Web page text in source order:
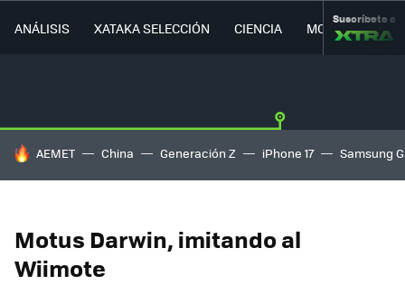
ANÁLISIS XATAKA SELECCIÓN CIENCIA MOVILIDAD
Suscríbete a
HOY SE HABLA DE
AEMET China Generación Z iPhone 17 Samsung
Motus Darwin, imitando al
Wiimote